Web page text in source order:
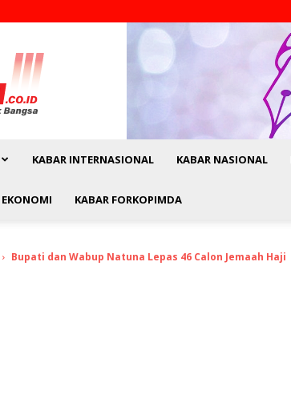
KABAR INTERNASIONAL KABAR NASIONAL
EKONOMI KABAR FORKOPIMDA
Bupati dan Wabup Natuna Lepas 46 Calon Jemaah Haji